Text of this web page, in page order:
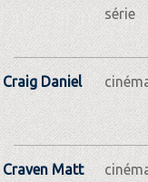
série
Craig Daniel
Craven Matt